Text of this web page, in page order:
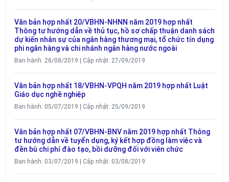
Văn bản hợp nhất 20/VBHN-NHNN năm 2019 hợp nhất
Thông tư hướng dẫn về thủ tục, hồ sơ chấp thuận danh sách
dự kiến nhân sự của ngân hàng thương mại, tổ chức tín dụng
phi ngân hàng và chi nhánh ngân hàng nước ngoài
Ban hành: 28/08/2019 | Cập nhật: 27/09/2019
Văn bản hợp nhất 18/VBHN-VPQH năm 2019 hợp nhất Luật
Giáo dục nghề nghiệp
Ban hành: 05/07/2019 | Cập nhật: 25/09/2019
Văn bản hợp nhất 07/VBHN-BNV năm 2019 hợp nhất Thông
tư hướng dẫn về tuyển dụng, ký kết hợp đồng làm việc và
đền bù chi phí đào tạo, bồi dưỡng đối với viên chức
Ban hành: 03/07/2019 | Cập nhật: 03/08/2019